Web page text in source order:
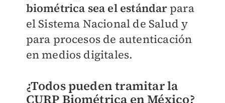
biométrica sea el estándarpara
el Sistema Nacional de Salud y
para procesos de autenticación
en medios digitales.
¿Todos pueden tramitar la
CURP Biométrica en México?